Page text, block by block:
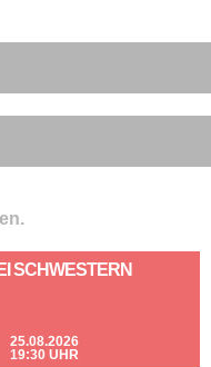
SCHWESTERN
25.08.2026
19:30 UHR